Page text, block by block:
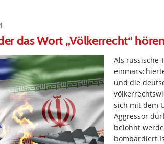
das Wort „Völkerrecht“ hören
Als russische
und die
sich mit dem
Aggressor
belohnt
bombardiert